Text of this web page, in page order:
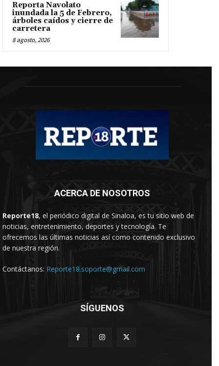
Reporta Navolato
inundada la 5 de Febrero,
árboles caídos y cierre de
carretera
8 agosto, 2026
ACERCA DE NOSOTROS
Reporte18, el periódico digital de Sinaloa, es tu sitio web de
noticias, entretenimiento, deportes y tecnología. Te
ofrecemos las últimas noticias así como contenido exclusivo
de nuestra región.
Contáctanos: Reporte18.soporte@gmail.com
SÍGUENOS